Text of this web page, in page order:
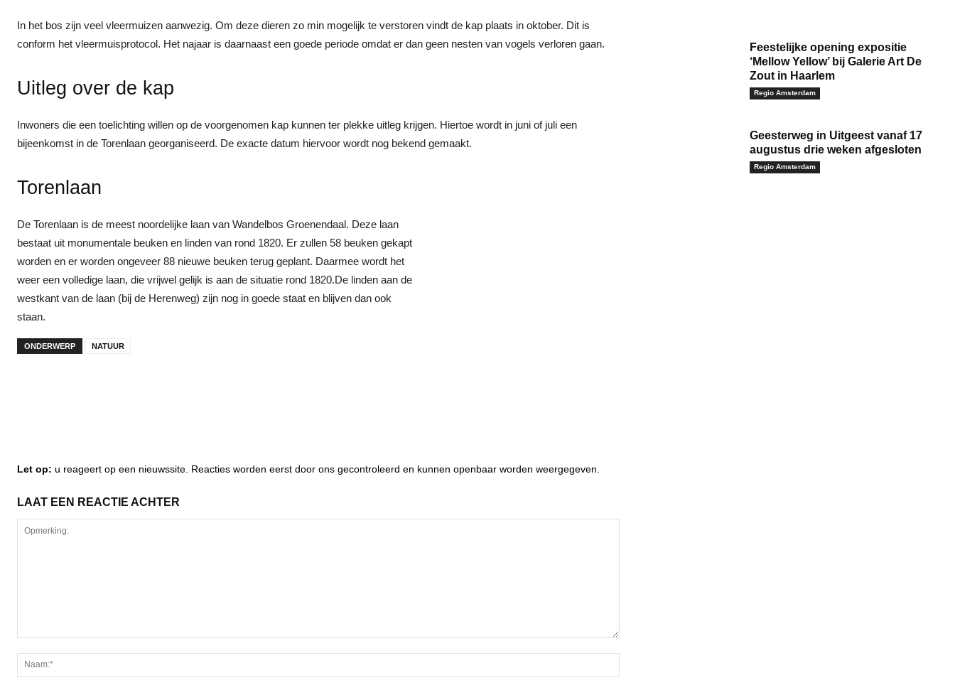
In het bos zijn veel vleermuizen aanwezig. Om deze dieren zo min mogelijk te verstoren vindt de kap plaats in oktober. Dit is
conform het vleermuisprotocol. Het najaar is daarnaast een goede periode omdat er dan geen nesten van vogels verloren gaan.
Uitleg over de kap
Inwoners die een toelichting willen op de voorgenomen kap kunnen ter plekke uitleg krijgen. Hiertoe wordt in juni of juli een
bijeenkomst in de Torenlaan georganiseerd. De exacte datum hiervoor wordt nog bekend gemaakt.
Torenlaan
De Torenlaan is de meest noordelijke laan van Wandelbos Groenendaal. Deze laan
bestaat uit monumentale beuken en linden van rond 1820. Er zullen 58 beuken gekapt
worden en er worden ongeveer 88 nieuwe beuken terug geplant. Daarmee wordt het
weer een volledige laan, die vrijwel gelijk is aan de situatie rond 1820.De linden aan de
westkant van de laan (bij de Herenweg) zijn nog in goede staat en blijven dan ook
staan.
ONDERWERP NATUUR
Let op: u reageert op een nieuwssite. Reacties worden eerst door ons gecontroleerd en kunnen openbaar worden weergegeven.
LAAT EEN REACTIE ACHTER
Feestelijke opening expositie
‘Mellow Yellow’ bij Galerie Art De
Zout in Haarlem
Regio Amsterdam
Geesterweg in Uitgeest vanaf 17
augustus drie weken afgesloten
Regio Amsterdam